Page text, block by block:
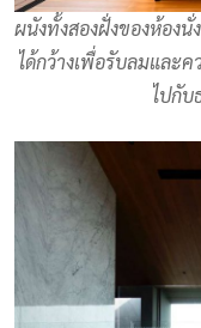
ผนังทั้งสองฝั่งของห้องนั่
ได้กว้างเพื่อรับลมและ
ไปกับ